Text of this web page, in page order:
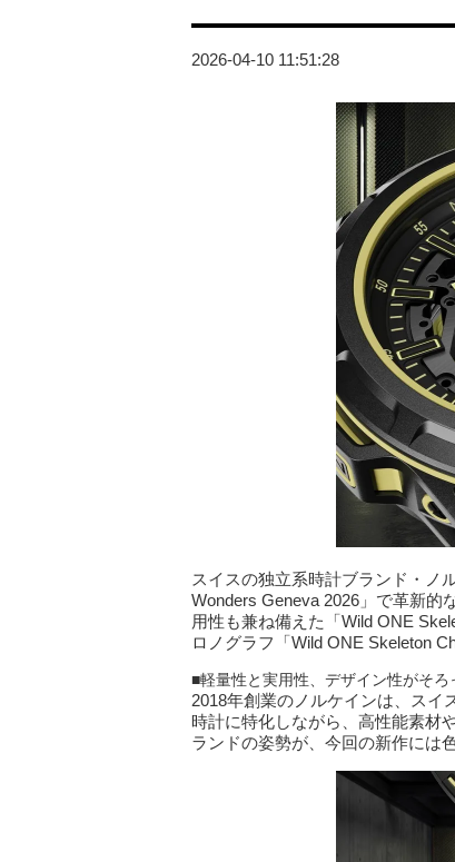
2026-04-10 11:51:28
スイスの独立系時計ブランド・ノ
Wonders Geneva 2026」で革新的
用性も兼ね備えた「Wild ONE
ロノグラフ「Wild ONE Skeleton
■軽量性と実用性、デザイン性がそろ
2018年創業のノルケインは、スイ
時計に特化しながら、高性能素材
ランドの姿勢が、今回の新作には